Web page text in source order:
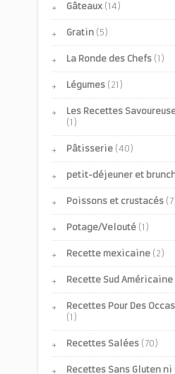
Gâteaux (14)
Gratin (5)
La Ronde des Chefs (1)
Légumes (21)
Les Recettes
(1)
Pâtisserie (40)
petit-déjeuner et
Poissons et crustacés
Potage/Velouté (1)
Recette mexicaine (2)
Recette Sud Américaine
Recettes Pour Des
(1)
Recettes Salées (70)
Recettes Sans Gluten ni